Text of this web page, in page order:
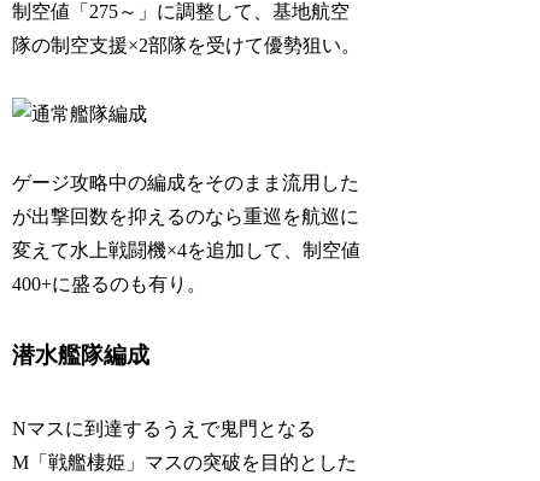
制空値「275～」に調整して、基地航空
隊の制空支援×2部隊を受けて優勢狙い。
ゲージ攻略中の編成をそのまま流用した
が出撃回数を抑えるのなら重巡を航巡に
変えて水上戦闘機×4を追加して、制空値
400+に盛るのも有り。
潜水艦隊編成
Nマスに到達するうえで鬼門となる
M「戦艦棲姫」マスの突破を目的とした